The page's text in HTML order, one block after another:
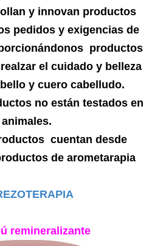
y innovan productos
pedidos y exigencias de
productos
el cuidado y belleza
y cuero cabelludo.
no están testados en
animales.
cuentan desde
de arometarapia
remineralizante